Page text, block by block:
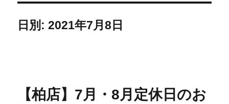
日別: 2021年7月8日
【柏店】7月・8月定休日のお